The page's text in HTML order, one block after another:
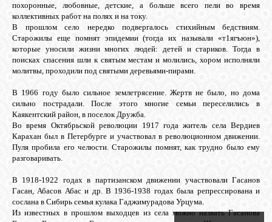
FACEBOOK
похоронные, любовные, детские, а больше всего пели во время
коллективных работ на полях и на току.
В прошлом село нередко подвергалось стихийным бедствиям.
Старожилы еще помнят эпидемии (тогда их называли «т1ягъюн»),
которые уносили жизни многих людей: детей и стариков. Тогда в
поисках спасения шли к святым местам и молились, хором исполняли
молитвы, проходили под святыми деревьями-пирами.
В 1966 году было сильное землетрясение. Жертв не было, но дома
сильно пострадали. После этого многие семьи переселились в
Каякентский район, в поселок Дружба.
Во время Октябрьской революции 1917 года житель села Вердиев
Карахан был в Петербурге и участвовал в революционном движении.
Пуля пробила его челюсти. Старожилы помнят, как трудно было ему
разговаривать.
В 1918-1922 годах в партизанском движении участвовали Гасанов
Гасан, Абасов Абас и др. В 1936-1938 годах была репрессирована и
сослана в Сибирь семья кулака Гаджимурадова Урцума.
Из известных в прошлом выходцев из села можно назвать Гасанова